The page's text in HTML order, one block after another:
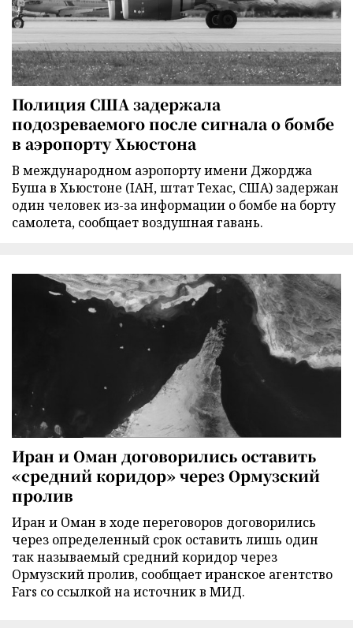
Полиция США задержала
подозреваемого после сигнала о бомбе
в аэропорту Хьюстона
В международном аэропорту имени Джорджа
Буша в Хьюстоне (IAH, штат Техас, США) задержан
один человек из-за информации о бомбе на борту
самолета, сообщает воздушная гавань.
Иран и Оман договорились оставить
«средний коридор» через Ормузский
пролив
Иран и Оман в ходе переговоров договорились
через определенный срок оставить лишь один
так называемый средний коридор через
Ормузский пролив, сообщает иранское агентство
Fars со ссылкой на источник в МИД.